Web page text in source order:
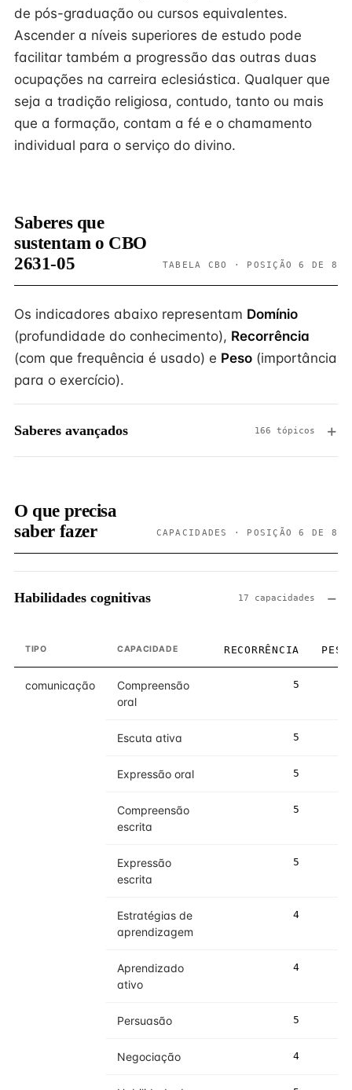
de pós-graduação ou cursos equivalentes.
Ascender a níveis superiores de estudo pode
facilitar também a progressão das outras duas
ocupações na carreira eclesiástica. Qualquer que
seja a tradição religiosa, contudo, tanto ou mais
que a formação, contam a fé e o chamamento
individual para o serviço do divino.
Saberes que
sustentam o CBO
2631-05
TABELA CBO · POSIÇÃO 6 DE 8
Os indicadores abaixo representam Domínio
(profundidade do conhecimento), Recorrência
(com que frequência é usado) e Peso (importância
para o exercício).
Saberes avançados 166 tópicos
O que precisa
saber fazer
CAPACIDADES · POSIÇÃO 6 DE 8
Habilidades cognitivas 17 capacidades
TIPO CAPACIDADE RECORRÊNCIA PESO
comunicação
Compreensão
oral
5
Escuta ativa 5
Expressão oral 5
Compreensão
escrita
5
Expressão
escrita
5
Estratégias de
aprendizagem
4
Aprendizado
ativo
4
Persuasão 5
Negociação 4